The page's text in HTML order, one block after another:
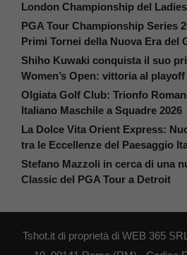
London Championship del
PGA Tour Championship Series
Primi Tornei della Nuova Era del
Shiho Kuwaki conquista il suo
Women’s Open: vittoria al
Olgiata Golf Club: Trionfo
Italiano Maschile a Squadre 2026
La Dolce Vita Orient Express:
tra le Eccellenze del Paesaggio
Stefano Mazzoli in cerca di una
Classic del PGA Tour a Detroit
Tshot.it di proprietà di WEB 365